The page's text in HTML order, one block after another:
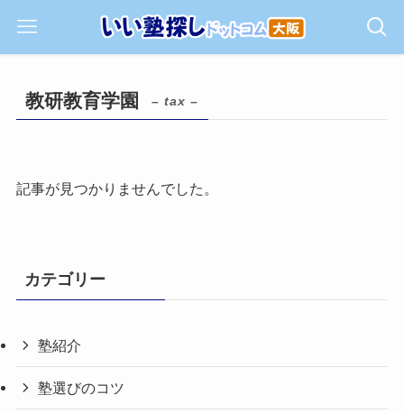
教研教育学園 – tax –
記事が見つかりませんでした。
カテゴリー
塾紹介
塾選びのコツ